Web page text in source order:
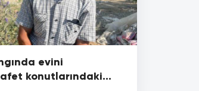
evini
konutlarındaki